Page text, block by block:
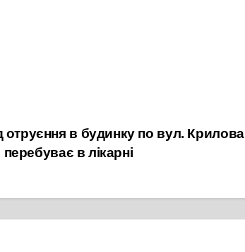
отруєння в будинку по вул. Крилова
в лікарні